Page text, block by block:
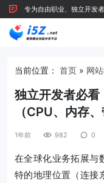
专为自由职业、独立开发
们
当前位置： 首页 » 网
独立开发者必
（CPU、内存
1年前 982 0
在全球化业务拓展与
特的地理位置（连接